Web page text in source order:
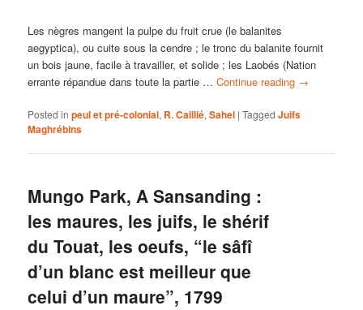
Les nègres mangent la pulpe du fruit crue (le balanites
aegyptica), ou cuite sous la cendre ; le tronc du balanite fournit
un bois jaune, facile à travailler, et solide ; les Laobés (Nation
errante répandue dans toute la partie …Continue reading →
Posted in peul et pré-colonial, R. Caillié,Sahel |Tagged Juifs
Maghrébins
Mungo Park, A Sansanding :
les maures, les juifs, le shérif
du Touat, les oeufs, “le sâfî
d’un blanc est meilleur que
celui d’un maure”, 1799